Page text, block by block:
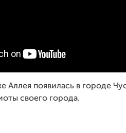
Аллея появилась в городе
своего города.